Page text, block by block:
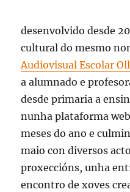
desenvolvido desde
cultural do mesmo
Audiovisual Escolar
a alumnado e
desde primaria a
nunha plataforma
meses do ano e
maio con diversos
proxeccións, unha
encontro de xoves